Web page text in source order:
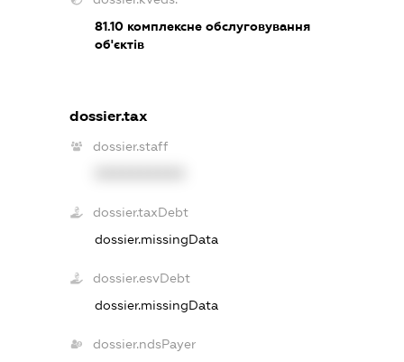
81.10комплексне обслуговування
об'єктів
dossier.tax
dossier.staff
dossier.taxDebt
dossier.missingData
dossier.esvDebt
dossier.missingData
dossier.ndsPayer